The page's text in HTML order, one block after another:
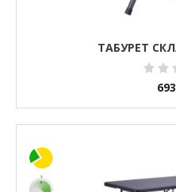
ТАБУРЕТ
693